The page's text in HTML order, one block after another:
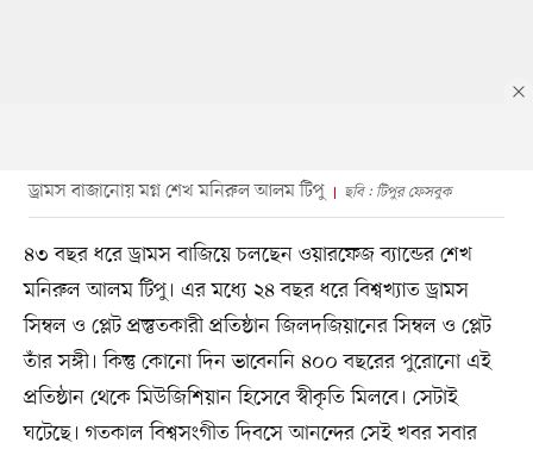
ড্রামস বাজানোয় মগ্ন শেখ মনিরুল আলম টিপু ছবি : টিপুর ফেসবুক
৪৩ বছর ধরে ড্রামস বাজিয়ে চলছেন ওয়ারফেজ ব্যান্ডের শেখ
মনিরুল আলম টিপু। এর মধ্যে ২৪ বছর ধরে বিশ্বখ্যাত ড্রামস
সিম্বল ও প্লেট প্রস্তুতকারী প্রতিষ্ঠান জিলদজিয়ানের সিম্বল ও প্লেট
তাঁর সঙ্গী। কিন্তু কোনো দিন ভাবেননি ৪০০ বছরের পুরোনো এই
প্রতিষ্ঠান থেকে মিউজিশিয়ান হিসেবে স্বীকৃতি মিলবে। সেটাই
ঘটেছে। গতকাল বিশ্বসংগীত দিবসে আনন্দের সেই খবর সবার